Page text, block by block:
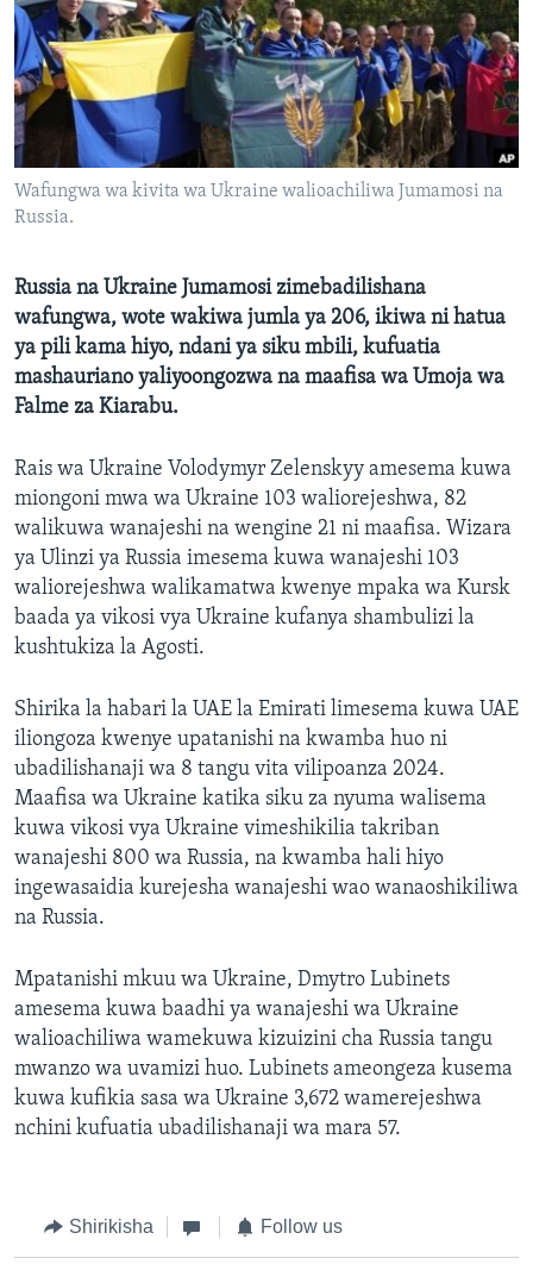
Wafungwa wa kivita wa Ukraine walioachiliwa Jumamosi na
Russia.
Russia na Ukraine Jumamosi zimebadilishana
wafungwa, wote wakiwa jumla ya 206, ikiwa ni hatua
ya pili kama hiyo, ndani ya siku mbili, kufuatia
mashauriano yaliyoongozwa na maafisa wa Umoja wa
Falme za Kiarabu.
Rais wa Ukraine Volodymyr Zelenskyy amesema kuwa
miongoni mwa wa Ukraine 103 waliorejeshwa, 82
walikuwa wanajeshi na wengine 21 ni maafisa. Wizara
ya Ulinzi ya Russia imesema kuwa wanajeshi 103
waliorejeshwa walikamatwa kwenye mpaka wa Kursk
baada ya vikosi vya Ukraine kufanya shambulizi la
kushtukiza la Agosti.
Shirika la habari la UAE la Emirati limesema kuwa UAE
iliongoza kwenye upatanishi na kwamba huo ni
ubadilishanaji wa 8 tangu vita vilipoanza 2024.
Maafisa wa Ukraine katika siku za nyuma walisema
kuwa vikosi vya Ukraine vimeshikilia takriban
wanajeshi 800 wa Russia, na kwamba hali hiyo
ingewasaidia kurejesha wanajeshi wao wanaoshikiliwa
na Russia.
Mpatanishi mkuu wa Ukraine, Dmytro Lubinets
amesema kuwa baadhi ya wanajeshi wa Ukraine
walioachiliwa wamekuwa kizuizini cha Russia tangu
mwanzo wa uvamizi huo. Lubinets ameongeza kusema
kuwa kufikia sasa wa Ukraine 3,672 wamerejeshwa
nchini kufuatia ubadilishanaji wa mara 57.
Shirikisha Follow us